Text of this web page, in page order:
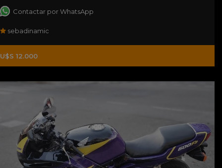
Contactar por WhatsApp
sebadinamic
U$S 12.000